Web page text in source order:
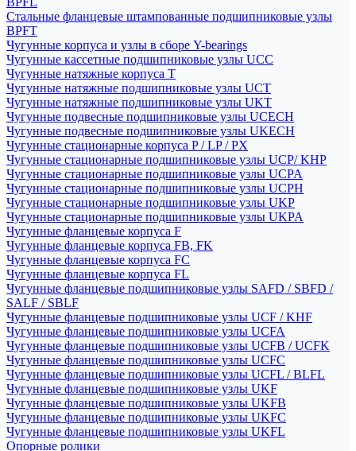
Стальные фланцевые штампованные подшипниковые узлы
BPFT
Чугунные корпуса и узлы в сборе Y-bearings
Чугунные кассетные подшипниковые узлы UCC
Чугунные натяжные корпуса T
Чугунные натяжные подшипниковые узлы UCT
Чугунные натяжные подшипниковые узлы UKT
Чугунные подвесные подшипниковые узлы UCECH
Чугунные подвесные подшипниковые узлы UKECH
Чугунные стационарные корпуса P / LP / PX
Чугунные стационарные подшипниковые узлы UCP/ KHP
Чугунные стационарные подшипниковые узлы UCPA
Чугунные стационарные подшипниковые узлы UCPH
Чугунные стационарные подшипниковые узлы UKP
Чугунные стационарные подшипниковые узлы UKPA
Чугунные фланцевые корпуса F
Чугунные фланцевые корпуса FB, FK
Чугунные фланцевые корпуса FC
Чугунные фланцевые корпуса FL
Чугунные фланцевые подшипниковые узлы SAFD / SBFD /
SALF / SBLF
Чугунные фланцевые подшипниковые узлы UCF / KHF
Чугунные фланцевые подшипниковые узлы UCFA
Чугунные фланцевые подшипниковые узлы UCFB / UCFK
Чугунные фланцевые подшипниковые узлы UCFC
Чугунные фланцевые подшипниковые узлы UCFL / BLFL
Чугунные фланцевые подшипниковые узлы UKF
Чугунные фланцевые подшипниковые узлы UKFB
Чугунные фланцевые подшипниковые узлы UKFC
Чугунные фланцевые подшипниковые узлы UKFL
Опорные ролики